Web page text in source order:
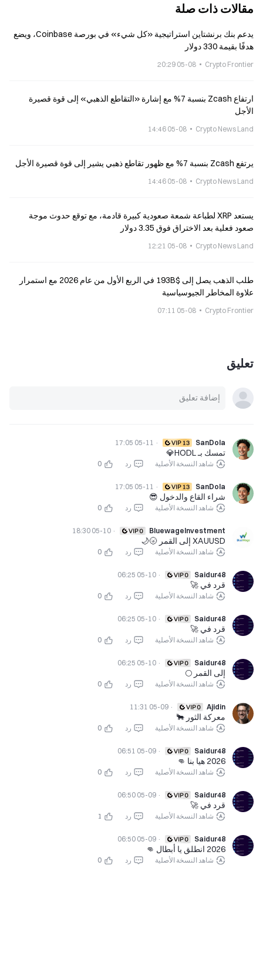
مقالات ذات صلة
يدعم بنك برنشتاين استراتيجية «كل شيء» في بورصة Coinbase، ويضع
هدفًا بقيمة 330 دولار
Crypto Frontier
05-08 20:29
ارتفاع Zcash بنسبة 7% مع إشارة «التقاطع الذهبي» إلى قوة قصيرة
الأجل
Crypto News Land
05-08 14:46
يرتفع Zcash بنسبة 7% مع ظهور تقاطع ذهبي يشير إلى قوة قصيرة الأجل
Crypto News Land
05-08 14:46
يستعد XRP لطباعة شمعة صعودية كبيرة قادمة، مع توقع حدوث موجة
صعود فعلية بعد الاختراق فوق 3.35 دولار
Crypto News Land
05-08 12:21
طلب الذهب يصل إلى $193B في الربع الأول من عام 2026 مع استمرار
علاوة المخاطر الجيوسياسية
Crypto Frontier
05-08 07:11
تعليق
SanDola
·
05-11 17:05
تمسك بـ HODL💎
شاهد النسخة الأصلية رد 0
SanDola
·
05-11 17:05
شراء القاع والدخول 😎
شاهد النسخة الأصلية رد 0
BluewageInvestment
·
05-10 18:30
XAUUSD إلى القمر 🌝🌙
شاهد النسخة الأصلية رد 0
Saidur48
·
05-10 06:25
قرد في 🚀
شاهد النسخة الأصلية رد 0
Saidur48
·
05-10 06:25
قرد في 🚀
شاهد النسخة الأصلية رد 0
Saidur48
·
05-10 06:25
إلى القمر 🌕
شاهد النسخة الأصلية رد 0
Ajidin
·
05-09 11:31
معركة الثور 🐂
شاهد النسخة الأصلية رد 0
Saidur48
·
05-09 06:51
2026 هيا بنا 👊
شاهد النسخة الأصلية رد 0
Saidur48
·
05-09 06:50
قرد في 🚀
شاهد النسخة الأصلية رد 1
Saidur48
·
05-09 06:50
2026 انطلق يا أبطال 👊
شاهد النسخة الأصلية رد 0